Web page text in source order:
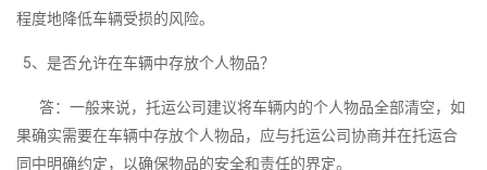
程度地降低车辆受损的风险。
5、是否允许在车辆中存放个人物品？
答：一般来说，托运公司建议将车辆内的个人物品全部清空，如
果确实需要在车辆中存放个人物品，应与托运公司协商并在托运合
同中明确约定，以确保物品的安全和责任的界定。